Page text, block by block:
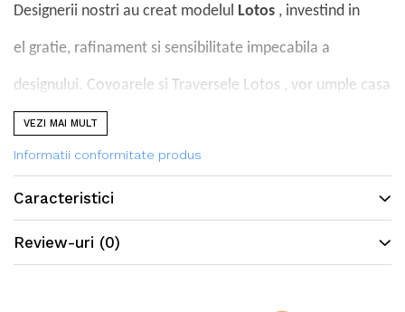
Designerii nostri au creat modelul Lotos , investind in
el gratie, rafinament si sensibilitate impecabila a
designului. Covoarele si Traversele Lotos , vor umple casa
cu armonie, confort si liniste.
VEZI MAI MULT
Informatii conformitate produs
Caracteristici
Review-uri (0)